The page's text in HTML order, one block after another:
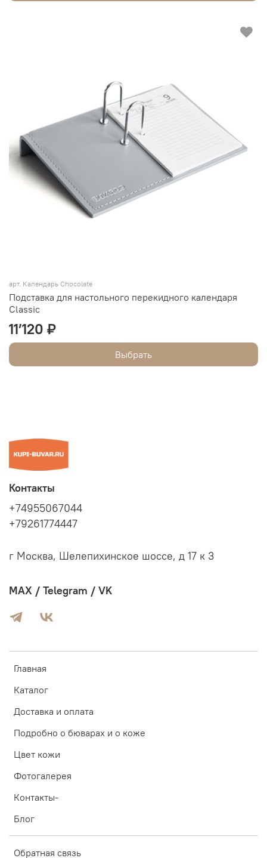
арт. Календарь Chocolate
Подставка для настольного перекидного календаря
Classic
11’120 ₽
Выбрать
Главная
Каталог
Доставка и оплата
Подробно о бюварах и о коже
Цвет кожи
Фотогалерея
Контакты-
Блог
Обратная связь
Контакты
+74955067044
+79261774447
г Москва, Шелепихинское шоссе, д 17 к 3
MAX / Telegram / VK